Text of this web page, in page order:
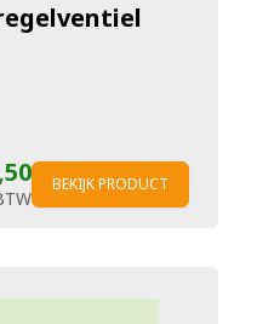
BEKIJK PRODUCT